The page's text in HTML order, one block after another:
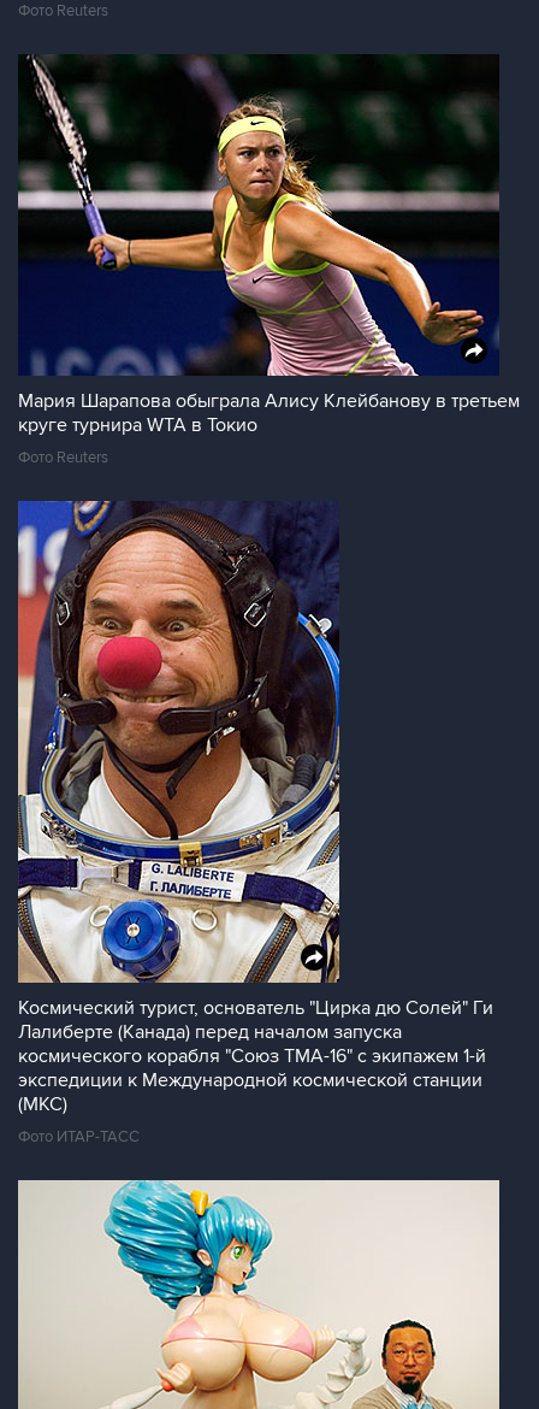
Фото Reuters
Мария Шарапова обыграла Алису Клейбанову в третьем
круге турнира WTA в Токио
Фото Reuters
Космический турист, основатель "Цирка дю Солей" Ги
Лалиберте (Канада) перед началом запуска
космического корабля "Союз ТМА-16" с экипажем 1-й
экспедиции к Международной космической станции
(МКС)
Фото ИТАР-ТАСС